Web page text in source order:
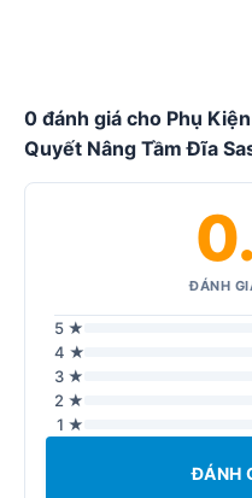
0 đánh giá cho Phụ
Quyết Nâng Tầm Đĩa
ĐÁNH
5 ★
4 ★
3 ★
2 ★
1 ★
ĐÁNH